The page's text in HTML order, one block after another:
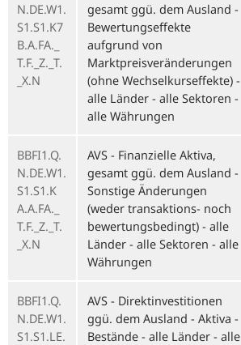
N.DE.W1.
S1.S1.K7
B.A.FA._
T.F._Z._T.
_X.N
gesamt ggü. dem Ausland -
Bewertungseffekte
aufgrund von
Marktpreisveränderungen
(ohne Wechselkurseffekte) -
alle Länder - alle Sektoren -
alle Währungen
BBFI1.Q.
N.DE.W1.
S1.S1.K
A.A.FA._
T.F._Z._T.
_X.N
AVS - Finanzielle Aktiva,
gesamt ggü. dem Ausland -
Sonstige Änderungen
(weder transaktions- noch
bewertungsbedingt) - alle
Länder - alle Sektoren - alle
Währungen
BBFI1.Q.
N.DE.W1.
S1.S1.LE.
AVS - Direktinvestitionen
ggü. dem Ausland - Aktiva -
Bestände - alle Länder - alle